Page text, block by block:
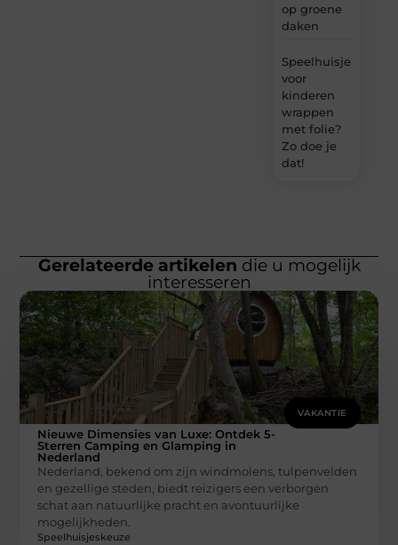
op groene
daken
Speelhuisje
voor
kinderen
wrappen
met folie?
Zo doe je
dat!
Gerelateerde artikelen die u mogelijk
interesseren
VAKANTIE
Nieuwe Dimensies van Luxe: Ontdek 5-
Sterren Camping en Glamping in
Nederland
Nederland, bekend om zijn windmolens, tulpenvelden
en gezellige steden, biedt reizigers een verborgen
schat aan natuurlijke pracht en avontuurlijke
mogelijkheden.
Speelhuisjeskeuze